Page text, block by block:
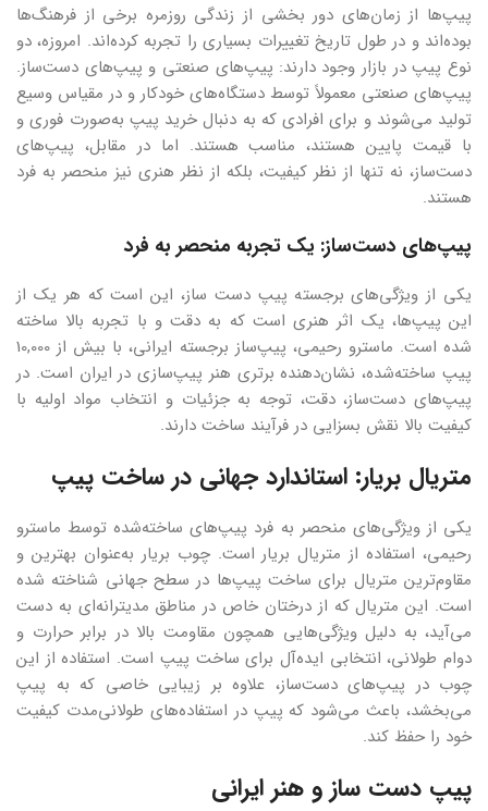
پیپ‌ها از زمان‌های دور بخشی از زندگی روزمره برخی از فرهنگ‌ها
بوده‌اند و در طول تاریخ تغییرات بسیاری را تجربه کرده‌اند. امروزه، دو
نوع پیپ در بازار وجود دارند: پیپ‌های صنعتی و پیپ‌های دست‌ساز.
پیپ‌های صنعتی معمولاً توسط دستگاه‌های خودکار و در مقیاس وسیع
تولید می‌شوند و برای افرادی که به دنبال خرید پیپ به‌صورت فوری و
با قیمت پایین هستند، مناسب هستند. اما در مقابل، پیپ‌های
دست‌ساز، نه تنها از نظر کیفیت، بلکه از نظر هنری نیز منحصر به فرد
هستند.
پیپ‌های دست‌ساز: یک تجربه منحصر به فرد
یکی از ویژگی‌های برجسته پیپ‌ دست‌ ساز، این است که هر یک از
این پیپ‌ها، یک اثر هنری است که به دقت و با تجربه بالا ساخته
شده است. ماسترو رحیمی، پیپ‌ساز برجسته ایرانی، با بیش از 10,000
پیپ ساخته‌شده، نشان‌دهنده برتری هنر پیپ‌سازی در ایران است. در
پیپ‌های دست‌ساز، دقت، توجه به جزئیات و انتخاب مواد اولیه با
کیفیت بالا نقش بسزایی در فرآیند ساخت دارند.
متریال بریار: استاندارد جهانی در ساخت پیپ
یکی از ویژگی‌های منحصر به فرد پیپ‌های ساخته‌شده توسط ماسترو
رحیمی، استفاده از متریال بریار است. چوب بریار به‌عنوان بهترین و
مقاوم‌ترین متریال برای ساخت پیپ‌ها در سطح جهانی شناخته شده
است. این متریال که از درختان خاص در مناطق مدیترانه‌ای به دست
می‌آید، به دلیل ویژگی‌هایی همچون مقاومت بالا در برابر حرارت و
دوام طولانی، انتخابی ایده‌آل برای ساخت پیپ است. استفاده از این
چوب در پیپ‌های دست‌ساز، علاوه بر زیبایی خاصی که به پیپ
می‌بخشد، باعث می‌شود که پیپ در استفاده‌های طولانی‌مدت کیفیت
خود را حفظ کند.
پیپ‌ دست‌ ساز و هنر ایرانی